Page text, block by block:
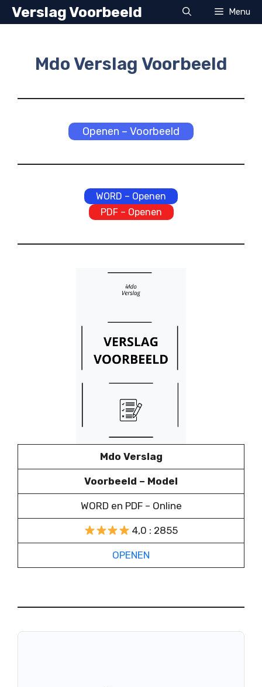
Ga
naar
Verslag Voorbeeld Menu
Mdo Verslag Voorbeeld
Openen – Voorbeeld
WORD – Openen
PDF – Openen
Mdo Verslag
Voorbeeld – Model
WORD en PDF – Online
4,0 : 2855
OPENEN